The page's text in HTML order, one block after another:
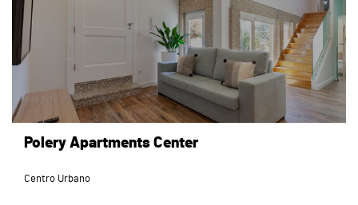
Polery Apartments Center
Centro Urbano